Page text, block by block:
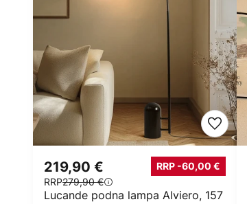
219,90 €
RRP279,90 €
RRP -60,00 €
Lucande podna lampa Alviero, 157